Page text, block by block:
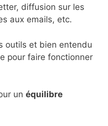
diffusion sur les
aux emails, etc.
outils et bien entendu
pour faire fonctionner
un équilibre